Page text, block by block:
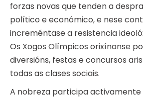
forzas novas que tenden a
político e económico, e nese
increméntase a resistencia
Os Xogos Olímpicos orixínanse
diversións, festas e concursos
todas as clases sociais.
A nobreza participa activamente